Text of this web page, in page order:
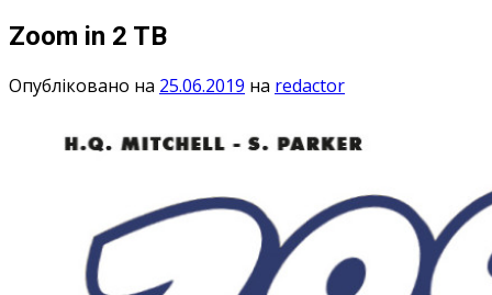
Zoom in 2 TB
Опубліковано на 25.06.2019 на redactor